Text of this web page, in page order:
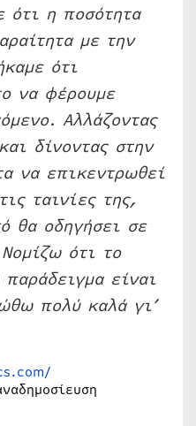
ότι η ποσότητα
με την
ότι
να φέρουμε
Αλλάζοντας
δίνοντας στην
να επικεντρωθεί
ταινίες της,
θα οδηγήσει σε
ότι το
είναι
πολύ καλά γι’